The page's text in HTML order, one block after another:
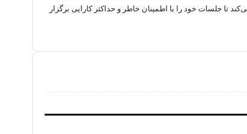
تا جلسات خود را با اطمینان خاطر و حداکثر کارایی برگزار